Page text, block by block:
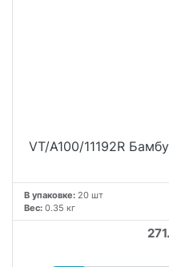
VT/A100/11192R
В упаковке: 20 шт
Вес: 0.35 кг